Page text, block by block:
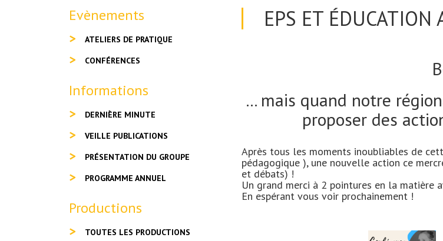
EPS ET ÉDUCATION
... mais quand notre
proposer des
Après tous les moments inoubliables de
pédagogique ), une nouvelle action ce
et débats) !
Un grand merci à 2 pointures en la matière
En espérant vous voir prochainement !
Evènements
ATELIERS DE PRATIQUE
CONFÉRENCES
Informations
DERNIÈRE MINUTE
VEILLE PUBLICATIONS
PRÉSENTATION DU GROUPE
PROGRAMME ANNUEL
Productions
TOUTES LES PRODUCTIONS